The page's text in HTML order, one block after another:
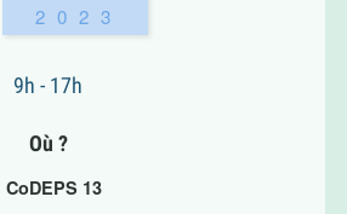
2023
9h - 17h
Où ?
CoDEPS 13